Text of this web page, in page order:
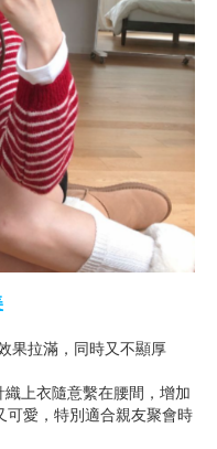
果拉滿，同時又不顯厚
上衣隨意繫在腰間，增加
可愛，特別適合親友聚會時